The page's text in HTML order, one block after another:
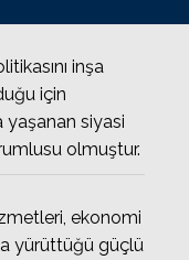
inşa
için
yaşanan siyasi
olmuştur.
ekonomi
yürüttüğü güçlü